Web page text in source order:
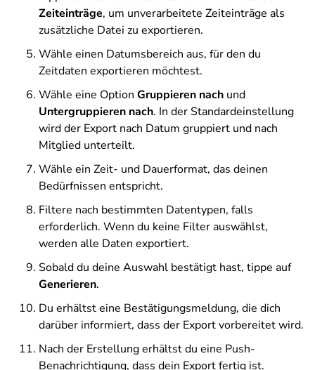
Zeiteinträge, um unverarbeitete Zeiteinträge als
zusätzliche Datei zu exportieren.
Wähle einen Datumsbereich aus, für den du
Zeitdaten exportieren möchtest.
Wähle eine Option Gruppieren nach und
Untergruppieren nach. In der Standardeinstellung
wird der Export nach Datum gruppiert und nach
Mitglied unterteilt.
Wähle ein Zeit- und Dauerformat, das deinen
Bedürfnissen entspricht.
Filtere nach bestimmten Datentypen, falls
erforderlich. Wenn du keine Filter auswählst,
werden alle Daten exportiert.
Sobald du deine Auswahl bestätigt hast, tippe auf
Generieren.
Du erhältst eine Bestätigungsmeldung, die dich
darüber informiert, dass der Export vorbereitet wird.
Nach der Erstellung erhältst du eine Push-
Benachrichtigung, dass dein Export fertig ist.